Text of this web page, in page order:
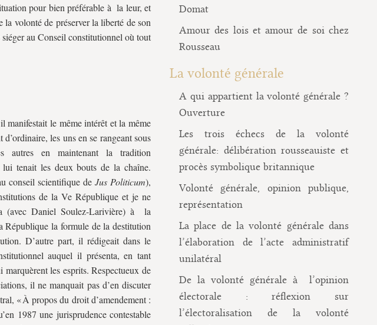
pour bien préférable à la leur, et
volonté de préserver la liberté de son
au Conseil constitutionnel où tout
manifestait le même intérêt et la même
les uns en se rangeant sous
autres en maintenant la tradition
tenait les deux bouts de la chaîne.
conseil scientifique deJus Politicum),
de la Ve République et je ne
(avec Daniel Soulez-Larivière) à la
République la formule de la destitution
D’autre part, il rédigeait dans le
auquel il présenta, en tant
les esprits. Respectueux de
il ne manquait pas d’en discuter
« À propos du droit d’amendement :
1987 une jurisprudence contestable
Domat
Amour des lois et amour de soi chez
Rousseau
La volonté générale
A qui appartient la volonté générale ?
Ouverture
Les trois échecs de la volonté
générale: délibération rousseauiste et
procès symbolique britannique
Volonté générale, opinion publique,
représentation
La place de la volonté générale dans
l’élaboration de l’acte administratif
unilatéral
De la volonté générale à l’opinion
électorale : réflexion sur
l’électoralisation de la volonté